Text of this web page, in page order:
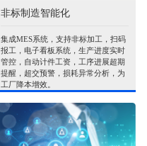
非标制造智能化
集成MES系统，支持非标加工，扫码
报工，电子看板系统，生产进度实时
管控，自动计件工资，工序进展超期
提醒，超交预警，损耗异常分析，为
工厂降本增效。